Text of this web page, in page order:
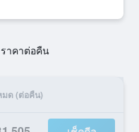
าคาต่อคืน
มด (ต่อคืน)